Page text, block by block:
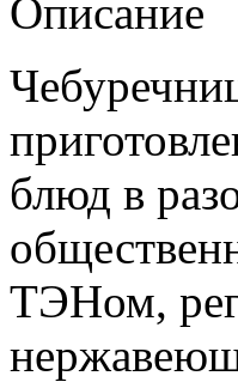
Описание
блюд в
ТЭНом,